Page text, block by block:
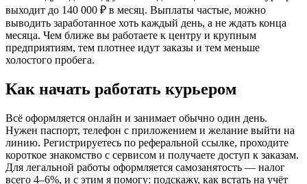
выходит до 140 000 ₽ в месяц. Выплаты частые, можно
выводить заработанное хоть каждый день, а не ждать конца
месяца. Чем ближе вы работаете к центру и крупным
предприятиям, тем плотнее идут заказы и тем меньше
холостого пробега.
Как начать работать курьером
Всё оформляется онлайн и занимает обычно один день.
Нужен паспорт, телефон с приложением и желание выйти на
линию. Регистрируетесь по реферальной ссылке, проходите
короткое знакомство с сервисом и получаете доступ к заказам.
Для легальной работы оформляется самозанятость — налог
всего 4–6%, и с этим я помогу: подскажу, как встать на учёт